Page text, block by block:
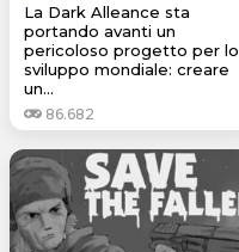
La Dark Alleance sta
portando avanti un
pericoloso progetto per lo
sviluppo mondiale: creare
un...
86.682